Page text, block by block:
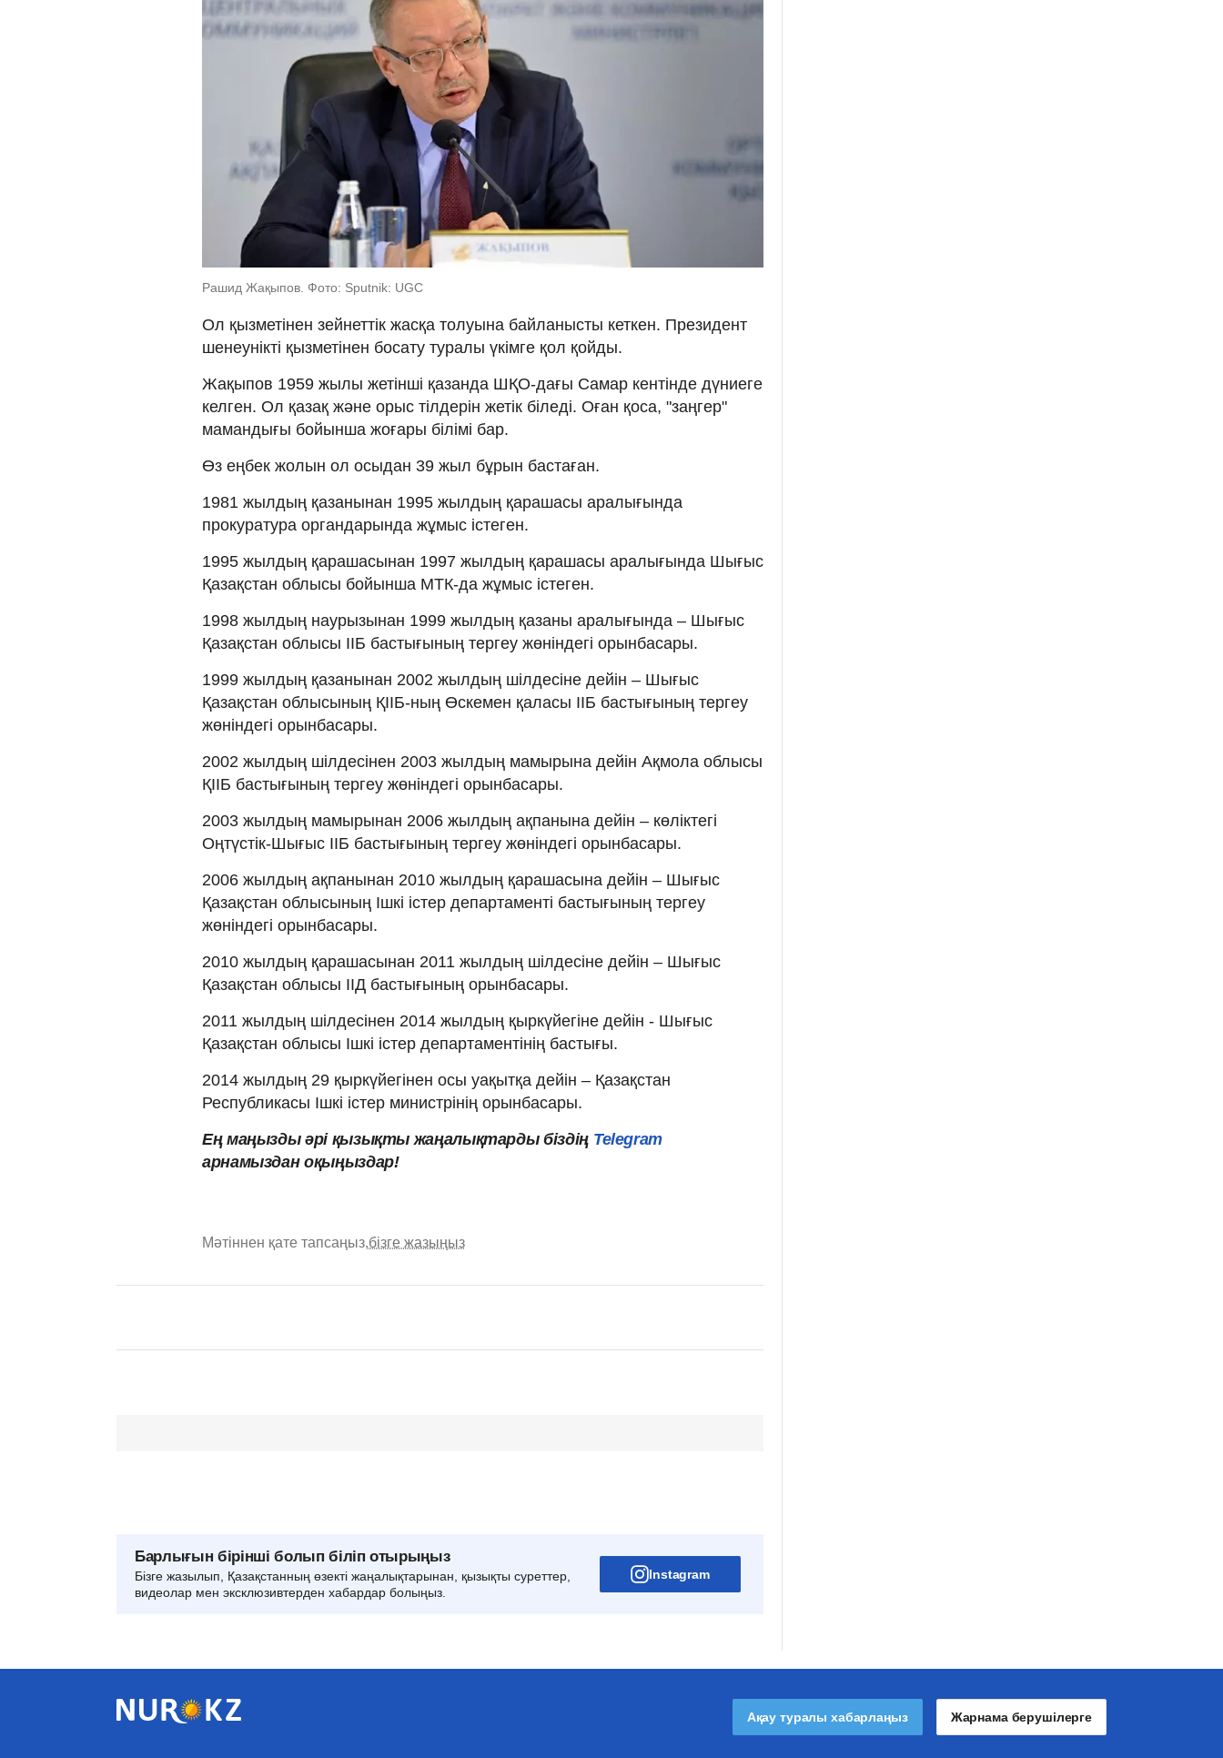
Рашид Жақыпов. Фото: Sputnik: UGC
Ол қызметінен зейнеттік жасқа толуына байланысты кеткен. Президент
шенеунікті қызметінен босату туралы үкімге қол қойды.
Жақыпов 1959 жылы жетінші қазанда ШҚО-дағы Самар кентінде дүниеге
келген. Ол қазақ және орыс тілдерін жетік біледі. Оған қоса, "заңгер"
мамандығы бойынша жоғары білімі бар.
Өз еңбек жолын ол осыдан 39 жыл бұрын бастаған.
1981 жылдың қазанынан 1995 жылдың қарашасы аралығында
прокуратура органдарында жұмыс істеген.
1995 жылдың қарашасынан 1997 жылдың қарашасы аралығында Шығыс
Қазақстан облысы бойынша МТК-да жұмыс істеген.
1998 жылдың наурызынан 1999 жылдың қазаны аралығында – Шығыс
Қазақстан облысы ІІБ бастығының тергеу жөніндегі орынбасары.
1999 жылдың қазанынан 2002 жылдың шілдесіне дейін – Шығыс
Қазақстан облысының ҚІІБ-ның Өскемен қаласы ІІБ бастығының тергеу
жөніндегі орынбасары.
2002 жылдың шілдесінен 2003 жылдың мамырына дейін Ақмола облысы
ҚІІБ бастығының тергеу жөніндегі орынбасары.
2003 жылдың мамырынан 2006 жылдың ақпанына дейін – көліктегі
Оңтүстік-Шығыс ІІБ бастығының тергеу жөніндегі орынбасары.
2006 жылдың ақпанынан 2010 жылдың қарашасына дейін – Шығыс
Қазақстан облысының Ішкі істер департаменті бастығының тергеу
жөніндегі орынбасары.
2010 жылдың қарашасынан 2011 жылдың шілдесіне дейін – Шығыс
Қазақстан облысы ІІД бастығының орынбасары.
2011 жылдың шілдесінен 2014 жылдың қыркүйегіне дейін - Шығыс
Қазақстан облысы Ішкі істер департаментінің бастығы.
2014 жылдың 29 қыркүйегінен осы уақытқа дейін – Қазақстан
Республикасы Ішкі істер министрінің орынбасары.
Ең маңызды әрі қызықты жаңалықтарды біздің Telegram
арнамыздан оқыңыздар!
Мәтіннен қате тапсаңыз,бізге жазыңыз
Барлығын бірінші болып біліп отырыңыз
Бізге жазылып, Қазақстанның өзекті жаңалықтарынан, қызықты суреттер,
видеолар мен эксклюзивтерден хабардар болыңыз.
Instagram
Ақау туралы хабарлаңыз Жарнама берушілерге